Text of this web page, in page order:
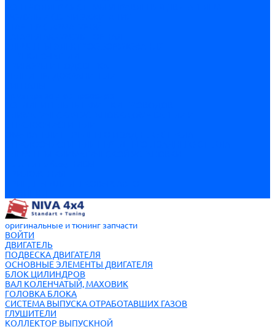
оригинальные и тюнинг запчасти
ВОЙТИ
ДВИГАТЕЛЬ
ПОДВЕСКА ДВИГАТЕЛЯ
ОСНОВНЫЕ ЭЛЕМЕНТЫ ДВИГАТЕЛЯ
БЛОК ЦИЛИНДРОВ
ВАЛ КОЛЕНЧАТЫЙ, МАХОВИК
ГОЛОВКА БЛОКА
СИСТЕМА ВЫПУСКА ОТРАБОТАВШИХ ГАЗОВ
ГЛУШИТЕЛИ
КОЛЛЕКТОР ВЫПУСКНОЙ